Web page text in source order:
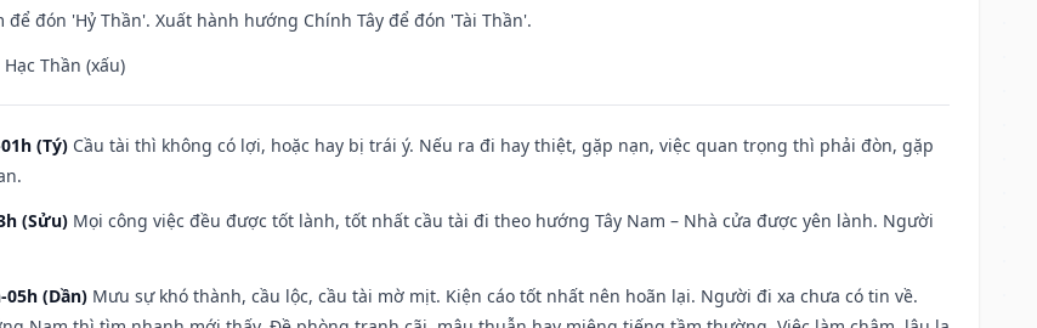
đón 'Hỷ Thần'. Xuất hành hướng Chính Tây để đón 'Tài Thần'.
Thần (xấu)
(Tý) Cầu tài thì không có lợi, hoặc hay bị trái ý. Nếu ra đi hay thiệt, gặp nạn, việc quan trọng thì phải đòn, gặp
(Sửu) Mọi công việc đều được tốt lành, tốt nhất cầu tài đi theo hướng Tây Nam – Nhà cửa được yên lành. Người
(Dần) Mưu sự khó thành, cầu lộc, cầu tài mờ mịt. Kiện cáo tốt nhất nên hoãn lại. Người đi xa chưa có tin về.